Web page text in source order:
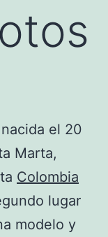
el 20
Marta,
Colombia
lugar
modelo y